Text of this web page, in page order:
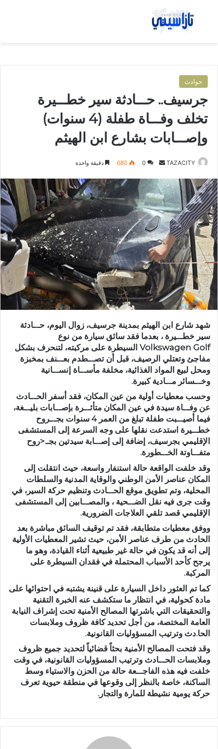
بحث عن
حوادث
جرسيف.. حـ.ـادثة سير خطـ.ـيرة
تخلف وفـ.ـاة طفلة (4 سنوات)
وإصـ.ـابات بشارع ابن الهيثم
TAZACITY
س
ل
ب
ر
ي
د
ا
ل
ك
ت
و
ن
ي
ا
0
680 دقيقة واحدة
شهد شارع ابن الهيثم بمدينة جرسيف، زوال اليوم، حـ.ـادثة
سير خطـ.ـيرة ، بعدما فقد سائق سيارة من نوع
Volkswagen Golf السيطرة على مركبته، لتنحرف بشكل
مفاجئ وتعتلي الرصيف، قبل أن تصـ.ـطدم بعـ.ـنف بمخبزة
ومحل لبيع المواد الغذائية، مخلفة مأسـ.ـاة إنسـ.ـانية
وخـ.ـسائر مـ.ـادية كبيرة.
وحسب معطيات أولية من عين المكان، فقد أسفر الحـ.ـادث
عن وفـ.ـاة سيدة في عين المكان متأثـ.ـرة بإصـ.ـابات بليـ.ـغة،
فيما أصيـ.ـبت طفلة تبلغ من العمر 4 سنوات بجـ.ـروح
خطـ.ـيرة استدعت نقلها على وجه السرعة إلى المستشفى
الإقليمي بجرسيف، إضافة إلى إصـ.ـابة سيدتين بجـ.<روح
متفـ.ـاوتة الخـ.ـطورة.
وقد خلفت الواقعة حالة استنفار واسعة، حيث انتقلت إلى
المكان عناصر الأمن الوطني والوقاية المدنية والسلطات
المحلية، وتم تطويق موقع الحـ.ـادث وتنظيم حركة السير، في
وقت جرى فيه نقل الضـ.ـحية ، والمصـ.ـابين إلى المستشفى
الإقليمي قصد تلقي العلاجات الضرورية.
ووفق معطيات متطابقة، فقد تم توقيف السائق مباشرة بعد
الحادث من طرف عناصر الأمن، حيث تشير المعطيات الأولية
إلى أنه قد يكون في حالة غير طبيعية أثناء القيادة، وهو ما
يرجح كأحد الأسباب المحتملة في فقدان السيطرة على
المركبة.
كما تم العثور داخل السيارة على قنينة يشتبه في احتوائها على
مادة كحولية، في انتظار ما ستكشف عنه الخبرة التقنية
والتحقيقات التي باشرتها المصالح الأمنية تحت إشراف النيابة
العامة المختصة، من أجل تحديد كافة ظروف وملابسات
الحا.دث وترتيب المسؤوليات القانونية.
وقد فتحت المصالح الأمنية بحثاً قضائياً لتحديد جميع ظروف
وملابسات الحـ.ـادث وترتيب المسؤوليات القانونية، في وقت
خلفت فيه هذه الفاجـ.ـعة حالة من الحزن والاستياء وسط
الساكنة، خاصة بالنظر إلى وقوعها في منطقة حيوية تعرف
حركة يومية نشيطة للمارة والتجار.